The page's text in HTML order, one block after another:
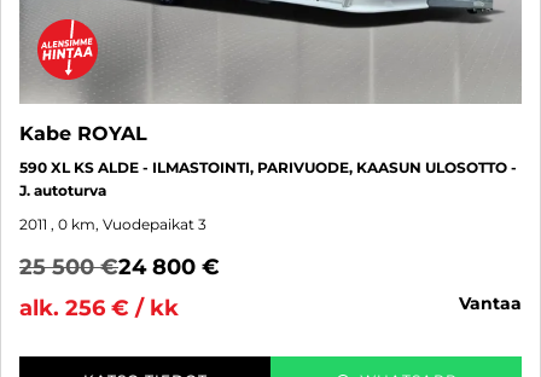
Kabe ROYAL
590 XL KS ALDE - ILMASTOINTI, PARIVUODE, KAASUN ULOSOTTO -
J. autoturva
2011 , 0 km, Vuodepaikat 3
25 500 €24 800 €
alk. 256 € / kk
vantaa